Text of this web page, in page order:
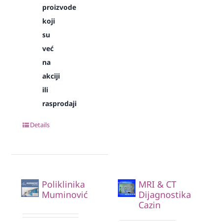
proizvode
koji
su
već
na
akciji
ili
rasprodaji
Details
Poliklinika
Muminović
MRI & CT
Dijagnostika
Cazin